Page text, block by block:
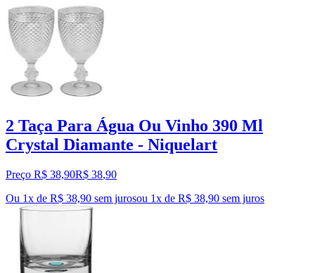
2 Taça Para Água Ou Vinho 390 Ml
Crystal Diamante - Niquelart
Preço R$ 38,90R$ 38,90
Ou 1x de R$ 38,90 sem jurosou 1x de R$ 38,90 sem juros